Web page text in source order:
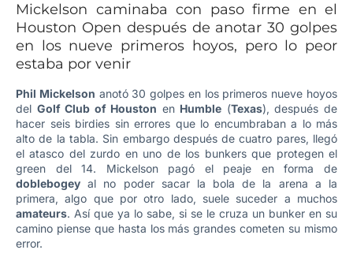
Mickelson caminaba con paso firme en el
Houston Open después de anotar 30 golpes
en los nueve primeros hoyos, pero lo peor
estaba por venir
Phil Mickelson anotó 30 golpes en los primeros nueve hoyos
del Golf Club of Houston en Humble (Texas), después de
hacer seis birdies sin errores que lo encumbraban a lo más
alto de la tabla. Sin embargo después de cuatro pares, llegó
el atasco del zurdo en uno de los bunkers que protegen el
green del 14. Mickelson pagó el peaje en forma de
doblebogey al no poder sacar la bola de la arena a la
primera, algo que por otro lado, suele suceder a muchos
amateurs. Así que ya lo sabe, si se le cruza un bunker en su
camino piense que hasta los más grandes cometen su mismo
error.